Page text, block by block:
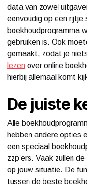
data van zowel
eenvoudig op een rijtje
boekhoudprogramma
gebruiken is. Ook
gemaakt, zodat je
lezen over online
hierbij allemaal komt
De juiste
Alle
hebben andere opties
een speciaal
zzp’ers. Vaak zullen
op jouw situatie. De
tussen de beste